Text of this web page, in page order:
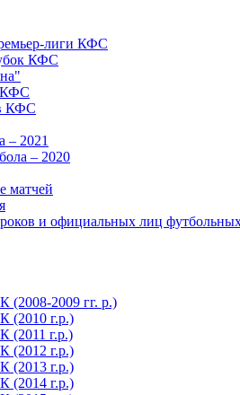
лиги КФС
КФС
КФС
КФС
– 2021
– 2020
матчей
и официальных лиц
2009 гг. р.)
(2010 г.р.)
(2011 г.р.)
(2012 г.р.)
(2013 г.р.)
(2014 г.р.)